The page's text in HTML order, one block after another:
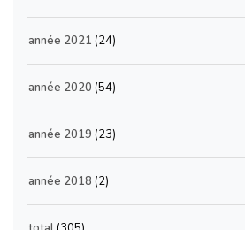
année 2021 (24)
année 2020 (54)
année 2019 (23)
année 2018 (2)